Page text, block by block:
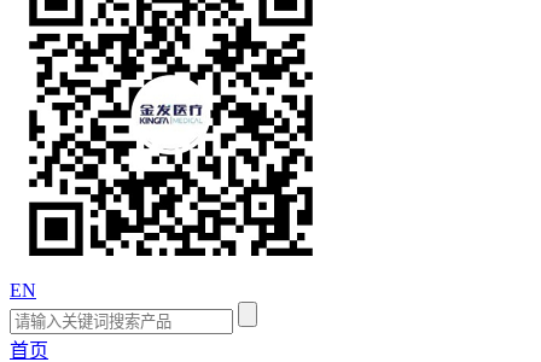
EN
首页